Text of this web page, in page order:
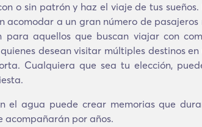
o sin patrón y haz el viaje de tus
acomodar a un gran número de
para aquellos que buscan viajar con
desean visitar múltiples destinos
Cualquiera que sea tu elección,
el agua puede crear memorias que
acompañarán por años.